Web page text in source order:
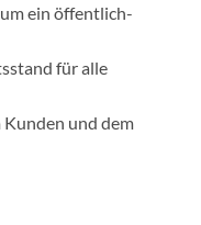
ein öffentlich-
für alle
und dem